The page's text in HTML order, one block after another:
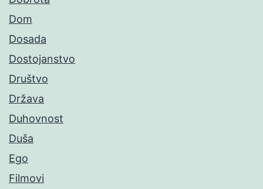
Dom
Dosada
Dostojanstvo
Društvo
Država
Duhovnost
Duša
Ego
Filmovi